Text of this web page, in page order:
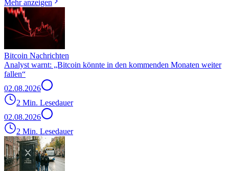
Mehr anzeigen
Bitcoin Nachrichten
Analyst warnt: „Bitcoin könnte in den kommenden Monaten weiter
fallen“
02.08.2026
2 Min. Lesedauer
02.08.2026
2 Min. Lesedauer